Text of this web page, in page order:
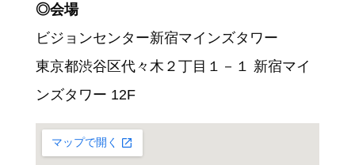
◎会場
ビジョンセンター新宿マインズタワー
東京都渋谷区代々木２丁目１－１ 新宿マイ
ンズタワー 12F